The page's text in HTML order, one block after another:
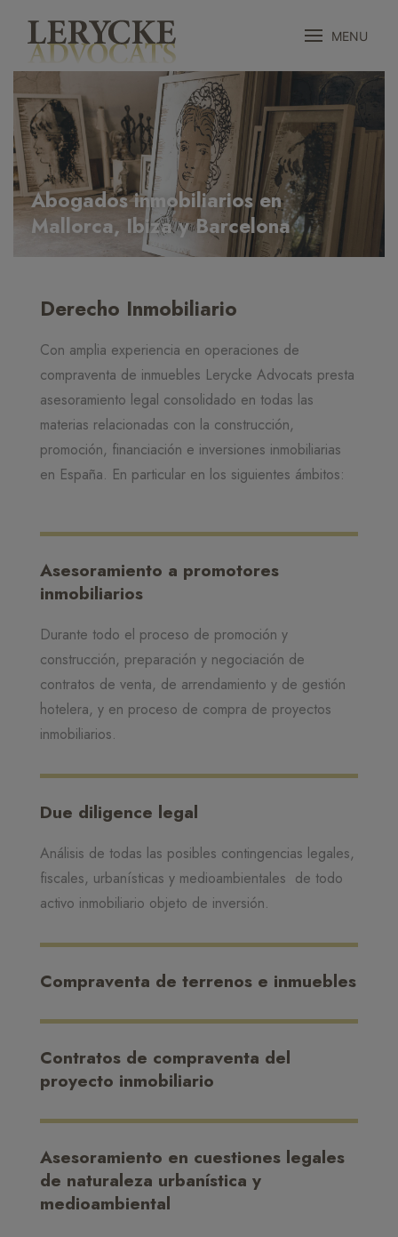
MENU
Abogados inmobiliarios en
Mallorca, Ibiza y Barcelona
Derecho Inmobiliario
Con amplia experiencia en operaciones de
compraventa de inmuebles Lerycke Advocats presta
asesoramiento legal consolidado en todas las
materias relacionadas con la construcción,
promoción, financiación e inversiones inmobiliarias
en España. En particular en los siguientes ámbitos:
Asesoramiento a promotores
inmobiliarios
Durante todo el proceso de promoción y
construcción, preparación y negociación de
contratos de venta, de arrendamiento y de gestión
hotelera, y en proceso de compra de proyectos
inmobiliarios.
Due diligence legal
Análisis de todas las posibles contingencias legales,
fiscales, urbanísticas y medioambientales de todo
activo inmobiliario objeto de inversión.
Compraventa de terrenos e inmuebles
Contratos de compraventa del
proyecto inmobiliario
Asesoramiento en cuestiones legales
de naturaleza urbanística y
medioambiental